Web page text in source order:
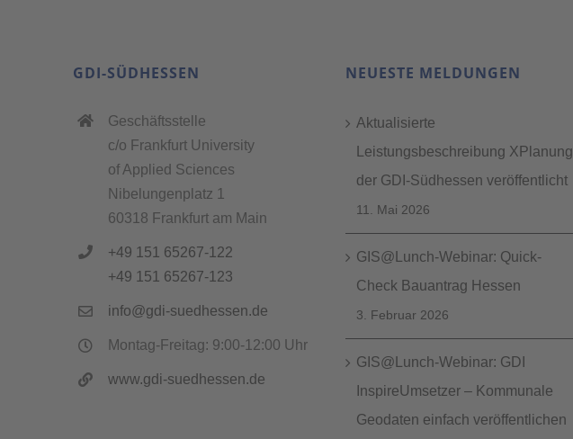
GDI-SÜDHESSEN
Geschäftsstelle
c/o Frankfurt University
of Applied Sciences
Nibelungenplatz 1
60318 Frankfurt am Main
+49 151 65267-122
+49 151 65267-123
info@gdi-suedhessen.de
Montag-Freitag: 9:00-12:00 Uhr
www.gdi-suedhessen.de
NEUESTE MELDUNGEN
Aktualisierte
Leistungsbeschreibung XPlanung
der GDI-Südhessen veröffentlicht
11. Mai 2026
GIS@Lunch-Webinar: Quick-
Check Bauantrag Hessen
3. Februar 2026
GIS@Lunch-Webinar: GDI
InspireUmsetzer – Kommunale
Geodaten einfach veröffentlichen